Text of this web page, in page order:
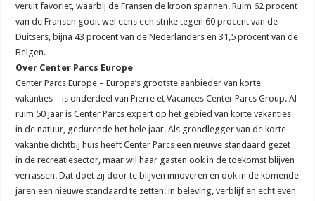
veruit favoriet, waarbij de Fransen de kroon spannen. Ruim 62 procent
van de Fransen gooit wel eens een strike tegen 60 procent van de
Duitsers, bijna 43 procent van de Nederlanders en 31,5 procent van de
Belgen.
Over Center Parcs Europe
Center Parcs Europe – Europa’s grootste aanbieder van korte
vakanties – is onderdeel van Pierre et Vacances Center Parcs Group. Al
ruim 50 jaar is Center Parcs expert op het gebied van korte vakanties
in de natuur, gedurende het hele jaar. Als grondlegger van de korte
vakantie dichtbij huis heeft Center Parcs een nieuwe standaard gezet
in de recreatiesector, maar wil haar gasten ook in de toekomst blijven
verrassen. Dat doet zij door te blijven innoveren en ook in de komende
jaren een nieuwe standaard te zetten: in beleving, verblijf en echt even